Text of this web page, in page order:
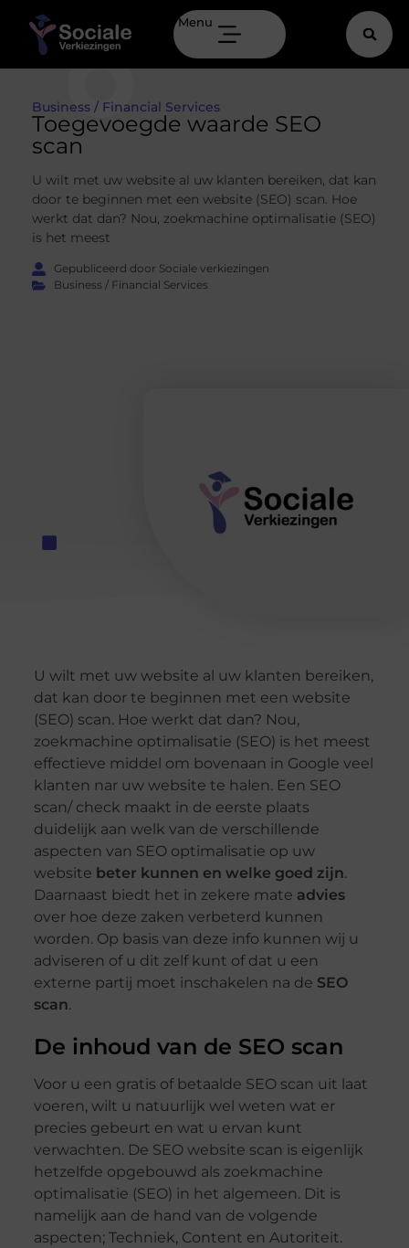
Menu
Business / Financial Services
Toegevoegde waarde SEO
scan
U wilt met uw website al uw klanten bereiken, dat kan
door te beginnen met een website (SEO) scan. Hoe
werkt dat dan? Nou, zoekmachine optimalisatie (SEO)
is het meest
Gepubliceerd door Sociale verkiezingen
Business / Financial Services
U wilt met uw website al uw klanten bereiken,
dat kan door te beginnen met een website
(SEO) scan. Hoe werkt dat dan? Nou,
zoekmachine optimalisatie (SEO) is het meest
effectieve middel om bovenaan in Google veel
klanten nar uw website te halen. Een SEO
scan/ check maakt in de eerste plaats
duidelijk aan welk van de verschillende
aspecten van SEO optimalisatie op uw
website beter kunnen en welke goed zijn.
Daarnaast biedt het in zekere mate advies
over hoe deze zaken verbeterd kunnen
worden. Op basis van deze info kunnen wij u
adviseren of u dit zelf kunt of dat u een
externe partij moet inschakelen na de SEO
scan.
De inhoud van de SEO scan
Voor u een gratis of betaalde SEO scan uit laat
voeren, wilt u natuurlijk wel weten wat er
precies gebeurt en wat u ervan kunt
verwachten. De SEO website scan is eigenlijk
hetzelfde opgebouwd als zoekmachine
optimalisatie (SEO) in het algemeen. Dit is
namelijk aan de hand van de volgende
aspecten; Techniek, Content en Autoriteit.